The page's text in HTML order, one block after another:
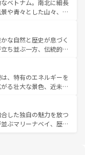
品のストリートフード
いる。夜には、韓国な
な魅力を心ゆくまで味
、新着の韓国情報はコンテンツ一
ベトナム。南北に細長
や青々とした山々、世
ノイの古い町並みやホ
物も、独特の雰囲気を
の豊かさとおいしさで
ムコーヒーなどは、ぜ
れてもあたたかい人々
と忘れられない旅にな
な自然と歴史が息づく
ち並ぶ一方、伝統的な
ェンマイなどの山岳地
ケットやクラビの美し
とができる。タイ料理
季節にも異なる楽しみ
人々、仏教を中心とし
訪れる旅人を魅了し続
、特有のエネルギーを
る壮大な景色、近未来
観光スポットが密集し
のも魅力。息をのむよ
港を存分に楽しみ尽く
した独自の魅力を放つ
ぶマリーナベイ、歴史